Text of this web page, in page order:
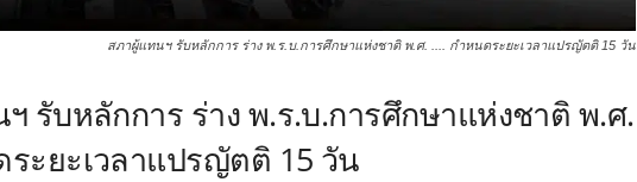
สภาผู้แทนฯ รับหลักการ ร่าง พ.ร.บ.การศึกษาแห่งชาติ พ.ศ. .... กำหนดระยะเวลาแปรญัตติ 15 วัน
รับหลักการ ร่าง พ.ร.บ.การศึกษาแห่งชาติ พ.ศ.
ะยะเวลาแปรญัตติ 15 วัน